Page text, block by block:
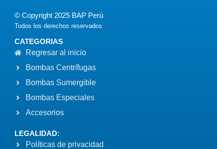
© Copyright 2025 BAP Perú
Todos los derechos reservados
CATEGORIAS
Regresar al inicio
Bombas Centrífugas
Bombas Sumergible
Bombas Especiales
Accesorios
LEGALIDAD:
Políticas de privacidad